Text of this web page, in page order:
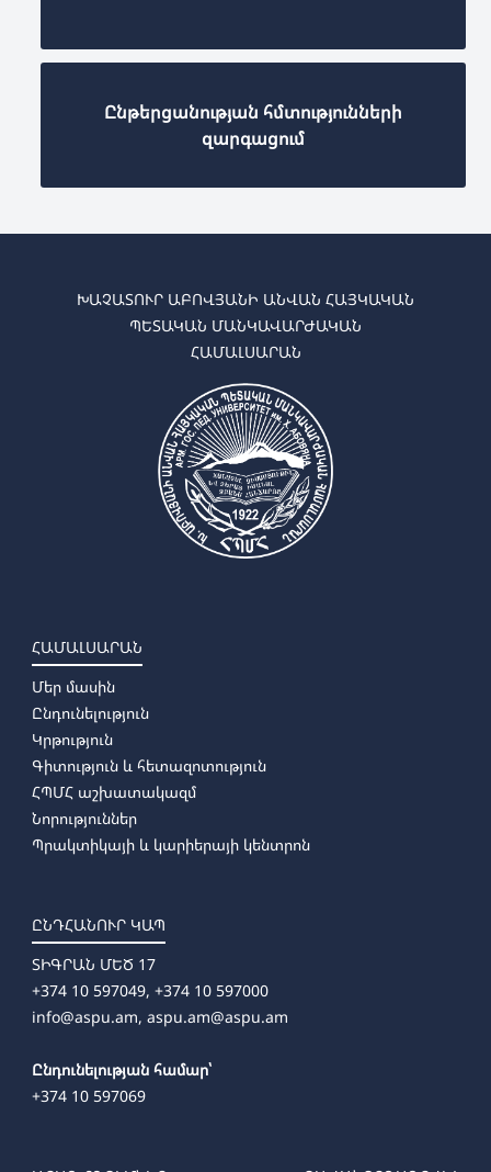
Ընթերցանության հմտությունների
զարգացում
ԽԱՉԱՏՈՒՐ ԱԲՈՎՅԱՆԻ ԱՆՎԱՆ ՀԱՅԿԱԿԱՆ
ՊԵՏԱԿԱՆ ՄԱՆԿԱՎԱՐԺԱԿԱՆ
ՀԱՄԱԼՍԱՐԱՆ
ՀԱՄԱԼՍԱՐԱՆ
Մեր մասին
Ընդունելություն
Կրթություն
Գիտություն և հետազոտություն
ՀՊՄՀ աշխատակազմ
Նորություններ
Պրակտիկայի և կարիերայի կենտրոն
ԸՆԴՀԱՆՈՒՐ ԿԱՊ
ՏԻԳՐԱՆ ՄԵԾ 17
+374 10 597049, +374 10 597000
info@aspu.am, aspu.am@aspu.am
Ընդունելության համար՝
+374 10 597069